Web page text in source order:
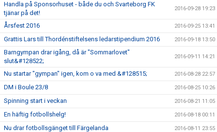
Handla på Sponsorhuset - både du och Svarteborg FK
tjänar på det!
2016-09-28 19:23
Årsfest 2016 2016-09-25 13:41
Grattis Lars till Thordénstiftelsens ledarstipendium 2016 2016-09-18 13:50
Barngympan drar igång, då är "Sommarlovet"
slut&#128522;
2016-09-11 14:21
Nu startar "gympan" igen, kom o va med &#128515; 2016-08-28 22:57
DM i Boule 23/8 2016-08-25 10:26
Spinning start i veckan 2016-08-21 11:05
En häftig fotbollshelg! 2016-08-18 00:11
Nu drar fotbollsgänget till Färgelanda 2016-08-11 23:55